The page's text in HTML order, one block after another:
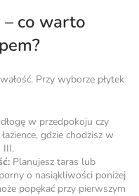
– co warto
Przy wyborze płytek
w przedpokoju czy
gdzie chodzisz w
III.
Planujesz taras lub
o nasiąkliwości poniżej
popękać przy pierwszym